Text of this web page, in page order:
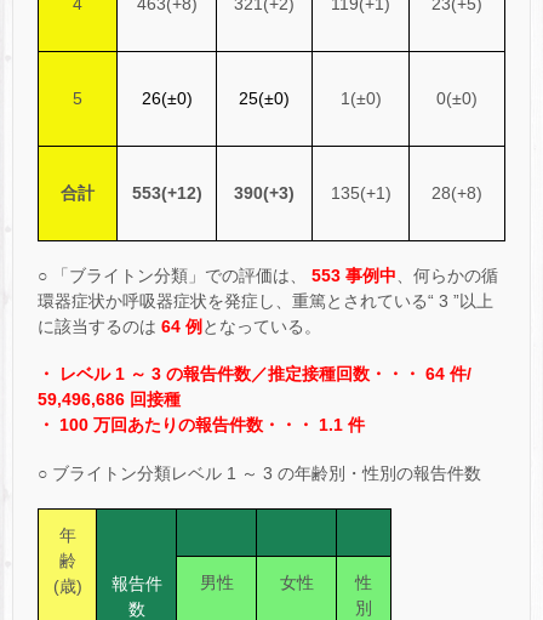
5 26(±0) 25(±0) 1(±0) 0(±0)
合計 553(+12) 390(+3) 135(+1) 28(+8)
○ 「ブライトン分類」での評価は、 553 事例中、何らかの循
環器症状か呼吸器症状を発症し、重篤とされている“ 3 ”以上
に該当するのは 64 例 となっている。
・ レベル 1 ～ 3 の報告件数／推定接種回数・・・ 64 件/
59,496,686 回接種
・ 100 万回あたりの報告件数・・・ 1.1 件
○ ブライトン分類レベル 1 ～ 3 の年齢別・性別の報告件数
年
齢
(歳)
報告件
数
男性 女性
性
別